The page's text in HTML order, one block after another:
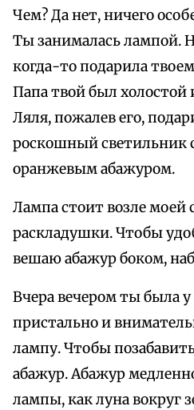
Чем? Да нет, ничего
Ты занималась лампой.
когда-то подарила
Папа твой был холостой
Ляля, пожалев его,
роскошный светильник
оранжевым абажуром.
Лампа стоит возле моей
раскладушки. Чтобы
вешаю абажур боком,
Вчера вечером ты была у
пристально и
лампу. Чтобы
абажур. Абажур
лампы, как луна вокруг